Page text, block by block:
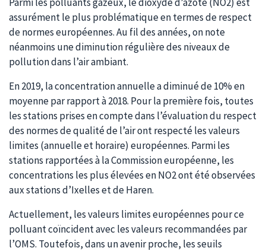
assurément le plus problématique en termes de respect
de normes européennes. Au fil des années, on note
néanmoins une diminution régulière des niveaux de
pollution dans l’air ambiant.
En 2019, la concentration annuelle a diminué de 10% en
moyenne par rapport à 2018. Pour la première fois, toutes
les stations prises en compte dans l’évaluation du respect
des normes de qualité de l’air ont respecté les valeurs
limites (annuelle et horaire) européennes. Parmi les
stations rapportées à la Commission européenne, les
concentrations les plus élevées en NO2 ont été observées
aux stations d’Ixelles et de Haren.
Actuellement, les valeurs limites européennes pour ce
polluant coïncident avec les valeurs recommandées par
l’OMS. Toutefois, dans un avenir proche, les seuils